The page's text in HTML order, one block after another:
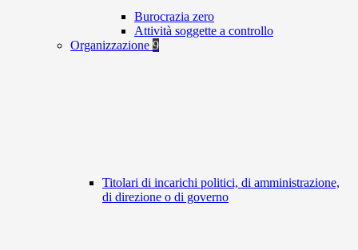
Burocrazia zero
Attività soggette a controllo
Organizzazione 9
Titolari di incarichi politici, di amministrazione,
di direzione o di governo